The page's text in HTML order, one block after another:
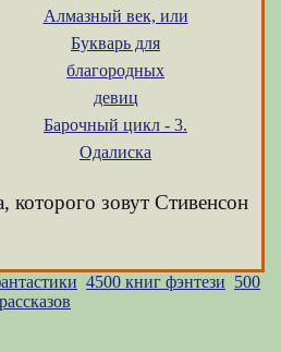
Алмазный век, или
Букварь для
благородных
девиц
Барочный цикл - 3.
Одалиска
которого зовут Стивенсон
4500 книг фэнтези 500
рассказов